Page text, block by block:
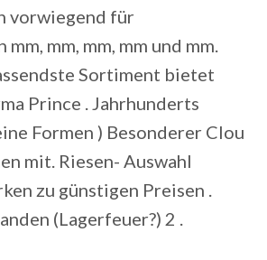
vorwiegend für
mm, mm, mm und mm.
Sortiment bietet
Prince . Jahrhunderts
Formen ) Besonderer Clou
mit. Riesen- Auswahl
zu günstigen Preisen .
(Lagerfeuer?) 2 .